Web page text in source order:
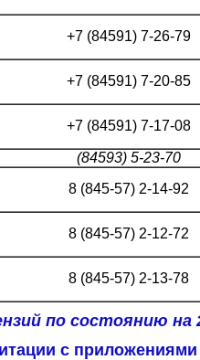
+7 (84591) 7-26-79
+7 (84591) 7-20-85
+7 (84591) 7-17-08
(84593) 5-23-70
8 (845-57) 2-14-92
8 (845-57) 2-12-72
8 (845-57) 2-13-78
по состоянию на
с приложениями